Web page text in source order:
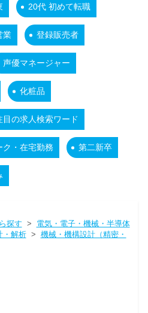
20代 初めて転職
業 登録販売者
声優マネージャー
化粧品
目の求人検索ワード
ク・在宅勤務 第二新卒
探す > 電気・電子・機械・半導体
・解析> 機械・機構設計（精密・